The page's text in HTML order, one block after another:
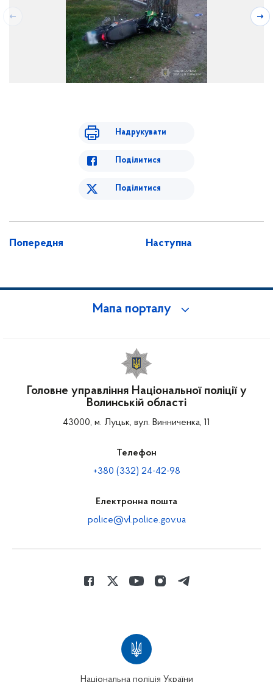
Надрукувати
Поділитися
Поділитися
Попередня Наступна
Мапа порталу
Головне управління Національної поліції у
Волинській області
43000, м. Луцьк, вул. Винниченка, 11
Телефон
+380 (332) 24-42-98
Електронна пошта
police@vl.police.gov.ua
Національна поліція України